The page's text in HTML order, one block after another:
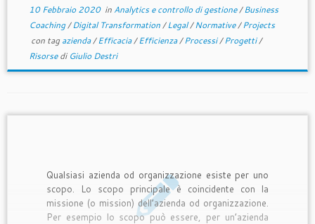
10 Febbraio 2020in Analytics e controllo di gestione/Business
Coaching/Digital Transformation/Legal/Normative/Projects
con tagazienda/Efficacia/Efficienza/Processi/Progetti/
Risorsedi Giulio Destri
Qualsiasi azienda od organizzazione esiste per uno
scopo. Lo scopo principale è coincidente con la
missione (o mission) dell’azienda od organizzazione.
Per esempio lo scopo può essere, per un’azienda